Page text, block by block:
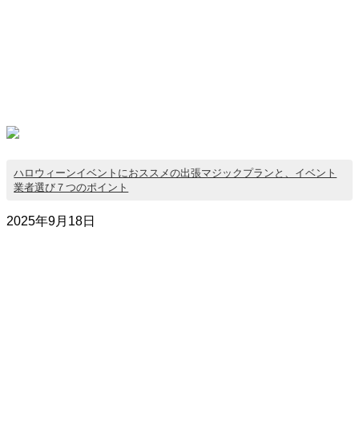
ハロウィーンイベントにおススメの出張マジックプランと、イベント
業者選び７つのポイント
2025年9月18日